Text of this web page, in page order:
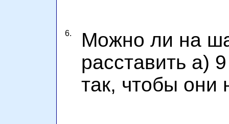
6.
Можно ли на
расставить а)
так, чтобы они